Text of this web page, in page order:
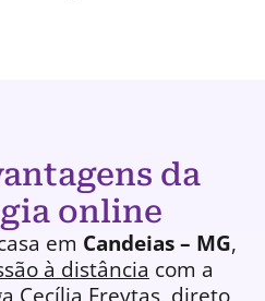
da
online
em Candeias – MG,
à distância com a